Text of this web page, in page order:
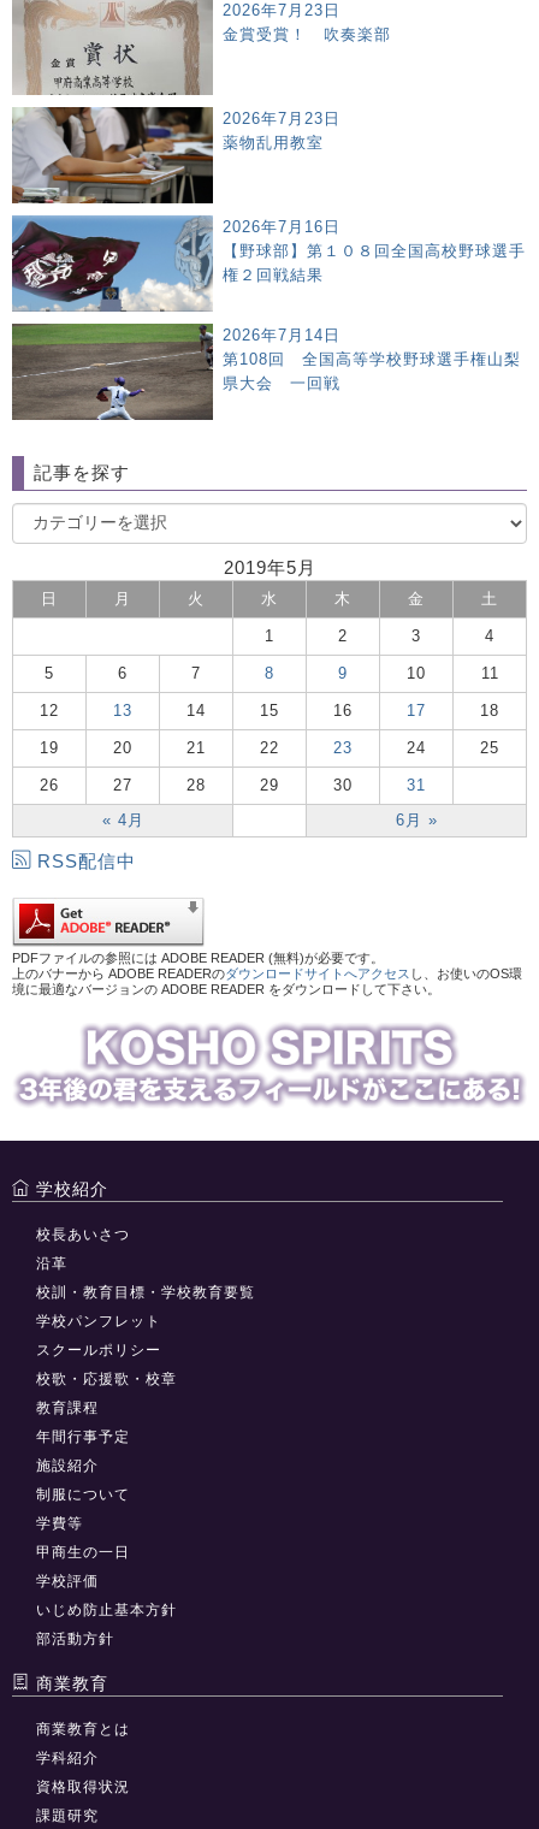
2026年7月23日
金賞受賞！ 吹奏楽部
2026年7月23日
薬物乱用教室
2026年7月16日
【野球部】第１０８回全国高校野球選手
権２回戦結果
2026年7月14日
第108回 全国高等学校野球選手権山梨
県大会 一回戦
記事を探す
2019年5月
日 月 火 水 木 金 土
« 4月 6月 »
1 2 3 4
5 6 7 8 9 10 11
12 13 14 15 16 17 18
19 20 21 22 23 24 25
26 27 28 29 30 31
RSS配信中
PDFファイルの参照には ADOBE READER (無料)が必要です。
上のバナーから ADOBE READERのダウンロードサイトへアクセス し、お使いのOS環
境に最適なバージョンの ADOBE READER をダウンロードして下さい。
学校紹介
校長あいさつ
沿革
校訓・教育目標・学校教育要覧
学校パンフレット
スクールポリシー
校歌・応援歌・校章
教育課程
年間行事予定
施設紹介
制服について
学費等
甲商生の一日
学校評価
いじめ防止基本方針
部活動方針
商業教育
商業教育とは
学科紹介
資格取得状況
課題研究